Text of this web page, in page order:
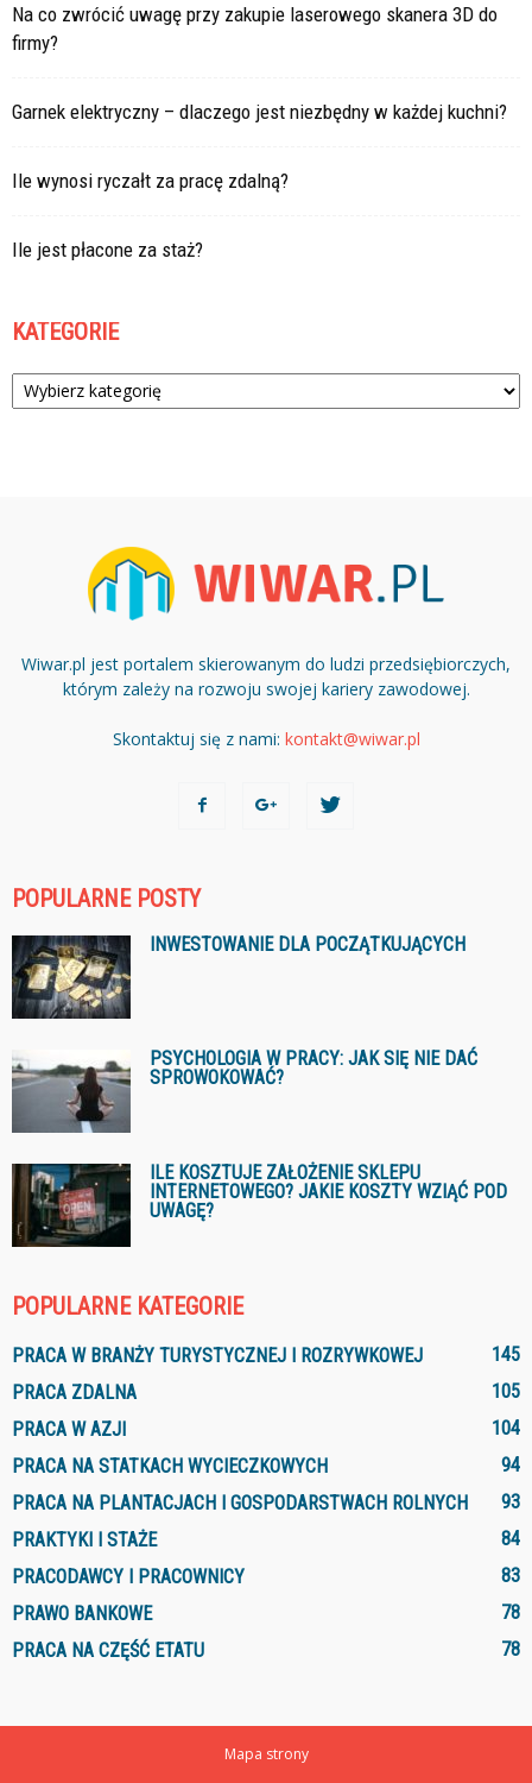
Na co zwrócić uwagę przy zakupie laserowego skanera 3D do
firmy?
Garnek elektryczny – dlaczego jest niezbędny w każdej kuchni?
Ile wynosi ryczałt za pracę zdalną?
Ile jest płacone za staż?
KATEGORIE
Kategorie
Wiwar.pl jest portalem skierowanym do ludzi przedsiębiorczych,
którym zależy na rozwoju swojej kariery zawodowej.
Skontaktuj się z nami: kontakt@wiwar.pl
POPULARNE POSTY
INWESTOWANIE DLA POCZĄTKUJĄCYCH
PSYCHOLOGIA W PRACY: JAK SIĘ NIE DAĆ
SPROWOKOWAĆ?
ILE KOSZTUJE ZAŁOŻENIE SKLEPU
INTERNETOWEGO? JAKIE KOSZTY WZIĄĆ POD
UWAGĘ?
POPULARNE KATEGORIE
PRACA W BRANŻY TURYSTYCZNEJ I ROZRYWKOWEJ
145
PRACA ZDALNA
105
PRACA W AZJI
104
PRACA NA STATKACH WYCIECZKOWYCH
94
PRACA NA PLANTACJACH I GOSPODARSTWACH ROLNYCH
93
PRAKTYKI I STAŻE
84
PRACODAWCY I PRACOWNICY
83
PRAWO BANKOWE
78
PRACA NA CZĘŚĆ ETATU
78
Mapa strony